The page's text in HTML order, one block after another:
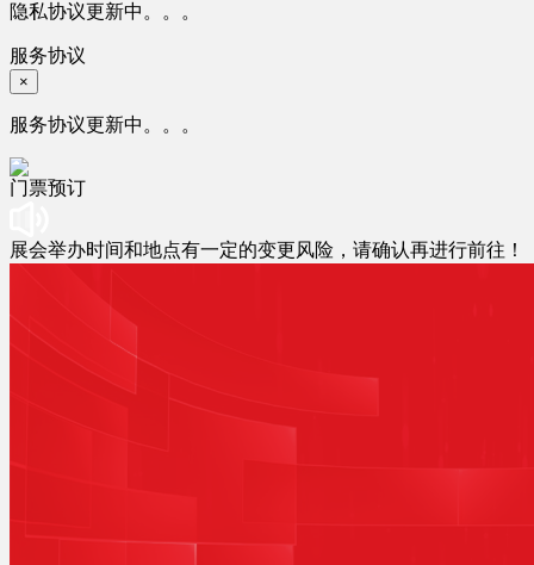
隐私协议更新中。。。
服务协议
×
服务协议更新中。。。
门票预订
展会举办时间和地点有一定的变更风险，请确认再进行前往！